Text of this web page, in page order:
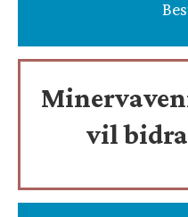
vil